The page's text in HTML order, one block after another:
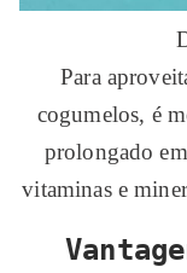
Para
cogumelos, é
prolongado
vitaminas e